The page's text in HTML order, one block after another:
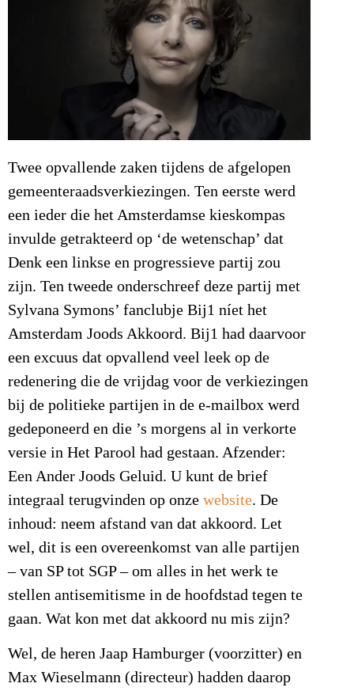
Twee opvallende zaken tijdens de afgelopen
gemeenteraadsverkiezingen. Ten eerste werd
een ieder die het Amsterdamse kieskompas
invulde getrakteerd op ‘de wetenschap’ dat
Denk een linkse en progressieve partij zou
zijn. Ten tweede onderschreef deze partij met
Sylvana Symons’ fanclubje Bij1 níet het
Amsterdam Joods Akkoord. Bij1 had daarvoor
een excuus dat opvallend veel leek op de
redenering die de vrijdag voor de verkiezingen
bij de politieke partijen in de e-mailbox werd
gedeponeerd en die ’s morgens al in verkorte
versie in Het Parool had gestaan. Afzender:
Een Ander Joods Geluid. U kunt de brief
integraal terugvinden op onze website. De
inhoud: neem afstand van dat akkoord. Let
wel, dit is een overeenkomst van alle partijen
– van SP tot SGP – om alles in het werk te
stellen antisemitisme in de hoofdstad tegen te
gaan. Wat kon met dat akkoord nu mis zijn?
Wel, de heren Jaap Hamburger (voorzitter) en
Max Wieselmann (directeur) hadden daarop